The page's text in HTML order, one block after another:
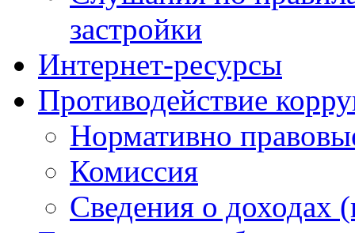
застройки
Интернет-ресурсы
Противодействие
Нормативно
Комиссия
Сведения о доходах